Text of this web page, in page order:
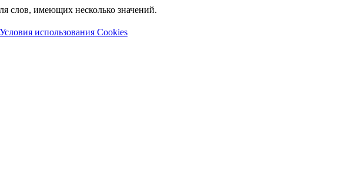
слов, имеющих несколько значений.
Условия использования Cookies